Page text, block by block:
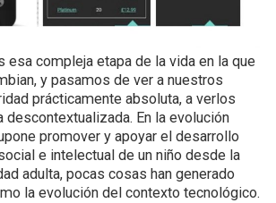
esa compleja etapa de la vida en la que
y pasamos de ver a nuestros
prácticamente absoluta, a verlos
descontextualizada. En la evolución
promover y apoyar el desarrollo
e intelectual de un niño desde la
adulta, pocas cosas han generado
la evolución del contexto tecnológico.